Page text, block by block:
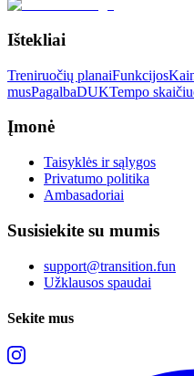
Ištekliai
Treniruočių planaiFunkcijos
musPagalbaDUKTempo
Įmonė
Taisyklės ir sąlygos
Privatumo politika
Ambasadoriai
Susisiekite su mumis
support@transition.fun
Užklausos spaudai
Sekite mus